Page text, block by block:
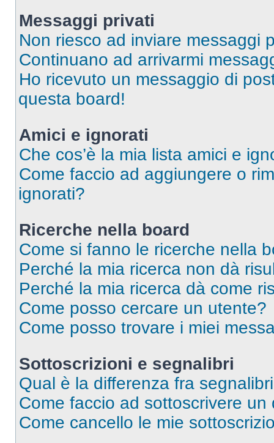
Messaggi privati
Non riesco ad inviare messaggi
Continuano ad arrivarmi
Ho ricevuto un messaggio di
questa board!
Amici e ignorati
Che cos’è la mia lista amici e
Come faccio ad aggiungere o
ignorati?
Ricerche nella board
Come si fanno le ricerche nella
Perché la mia ricerca non dà
Perché la mia ricerca dà come
Come posso cercare un utente?
Come posso trovare i miei
Sottoscrizioni e segnalibri
Qual è la differenza fra
Come faccio ad sottoscrivere
Come cancello le mie